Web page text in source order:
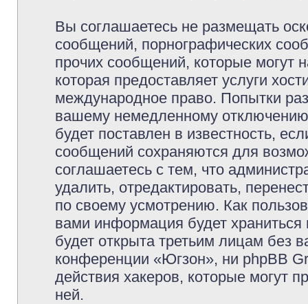
Вы соглашаетесь не размещать
сообщений, порнографических
прочих сообщений, которые могут
которая предоставляет услуги
международное право. Попытки
вашему немедленному
будет поставлен в известность,
сообщений сохраняются для
соглашаетесь с тем, что
удалить, отредактировать,
по своему усмотрению. Как
вами информация будет
будет открыта третьим лицам без
конференции «Югзон», ни phpBB
действия хакеров, которые могут
ней.